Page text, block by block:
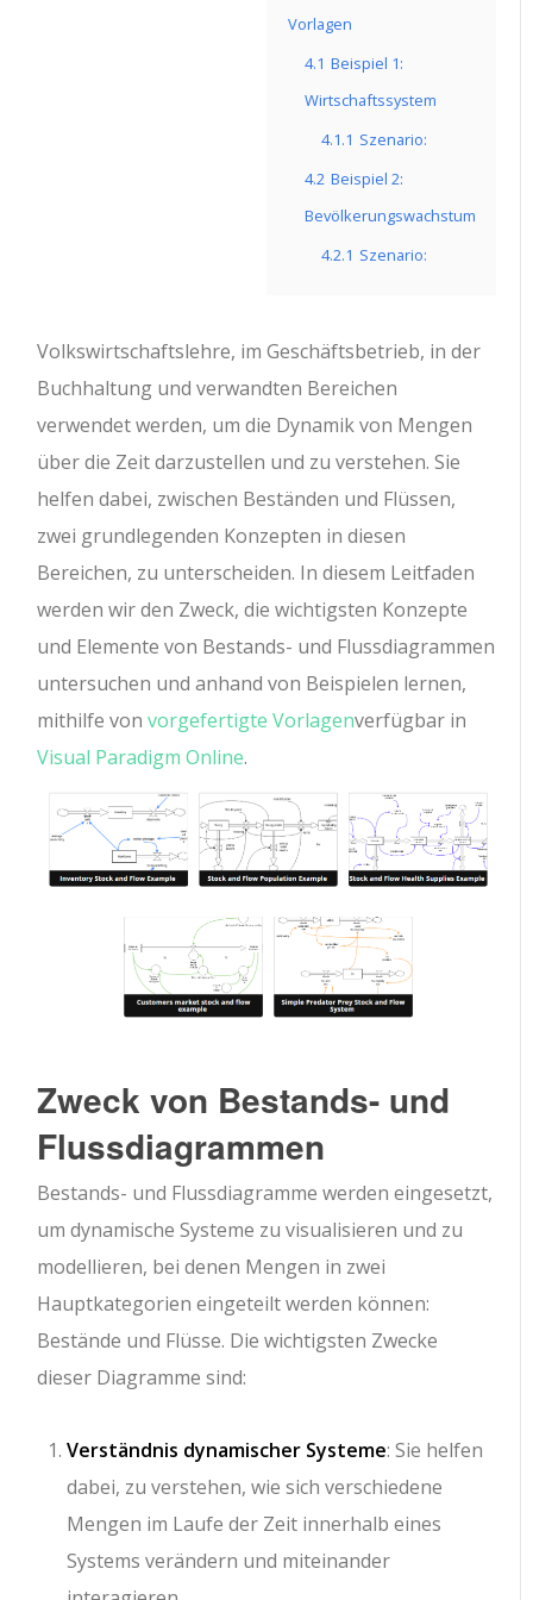
Vorlagen
4.1 Beispiel 1:
Wirtschaftssystem
4.1.1 Szenario:
4.2 Beispiel 2:
Bevölkerungswachstum
4.2.1 Szenario:
Volkswirtschaftslehre, im Geschäftsbetrieb, in der
Buchhaltung und verwandten Bereichen
verwendet werden, um die Dynamik von Mengen
über die Zeit darzustellen und zu verstehen. Sie
helfen dabei, zwischen Beständen und Flüssen,
zwei grundlegenden Konzepten in diesen
Bereichen, zu unterscheiden. In diesem Leitfaden
werden wir den Zweck, die wichtigsten Konzepte
und Elemente von Bestands- und Flussdiagrammen
untersuchen und anhand von Beispielen lernen,
mithilfe vonvorgefertigte Vorlagenverfügbar in
Visual Paradigm Online.
Zweck von Bestands- und
Flussdiagrammen
Bestands- und Flussdiagramme werden eingesetzt,
um dynamische Systeme zu visualisieren und zu
modellieren, bei denen Mengen in zwei
Hauptkategorien eingeteilt werden können:
Bestände und Flüsse. Die wichtigsten Zwecke
dieser Diagramme sind:
Verständnis dynamischer Systeme: Sie helfen
dabei, zu verstehen, wie sich verschiedene
Mengen im Laufe der Zeit innerhalb eines
Systems verändern und miteinander